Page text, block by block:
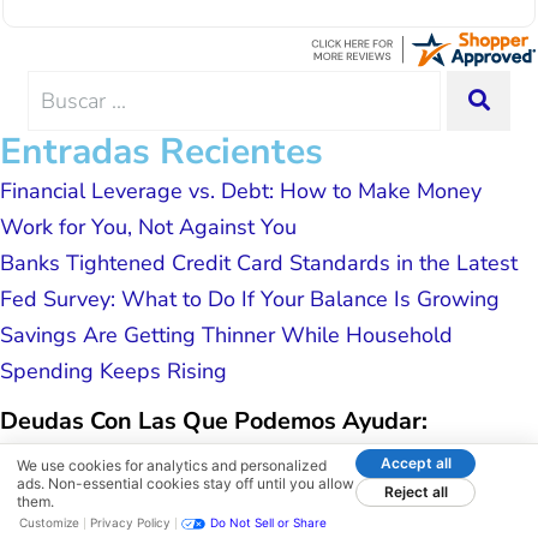
hope. I look forward to better days for
possible because of J Miller, and I am
Lemus, ext 204 and he was excellent throughout.
He answered all of my questions quickly and
Search
Entradas Recientes
Financial Leverage vs. Debt: How to Make Money
Work for You, Not Against You
Banks Tightened Credit Card Standards in the Latest
Fed Survey: What to Do If Your Balance Is Growing
Savings Are Getting Thinner While Household
Spending Keeps Rising
Deudas Con Las Que Podemos Ayudar:
Tarjetas de Crédito
Préstamos Personales y Líneas de Crédito
We use cookies for analytics and personalized
ads. Non-essential cookies stay off until you allow
them.
Accept all
Reject all
Customize Privacy Policy Do Not Sell or Share